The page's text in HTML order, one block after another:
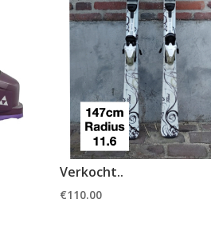
Verkocht..
€110.00